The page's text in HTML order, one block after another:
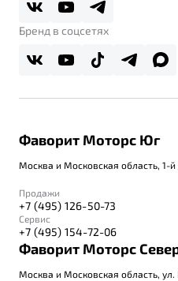
Реферальная программа
Правовая информация
Бренд в соцсетях
Фаворит Моторс Юг
Москва и Московская область, 1-
Продажи
+7 (495) 126-50-73
Сервис
+7 (495) 154-72-06
Фаворит Моторс
Москва и Московская область, ул.